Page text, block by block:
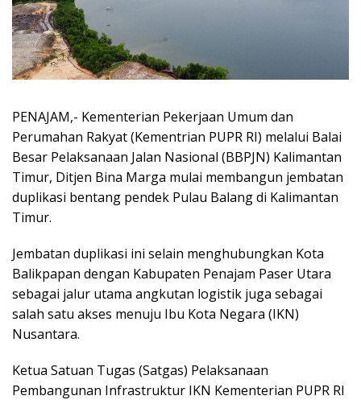
PENAJAM,- Kementerian Pekerjaan Umum dan
Perumahan Rakyat (Kementrian PUPR RI) melalui Balai
Besar Pelaksanaan Jalan Nasional (BBPJN) Kalimantan
Timur, Ditjen Bina Marga mulai membangun jembatan
duplikasi bentang pendek Pulau Balang di Kalimantan
Timur.
Jembatan duplikasi ini selain menghubungkan Kota
Balikpapan dengan Kabupaten Penajam Paser Utara
sebagai jalur utama angkutan logistik juga sebagai
salah satu akses menuju Ibu Kota Negara (IKN)
Nusantara.
Ketua Satuan Tugas (Satgas) Pelaksanaan
Pembangunan Infrastruktur IKN Kementerian PUPR RI